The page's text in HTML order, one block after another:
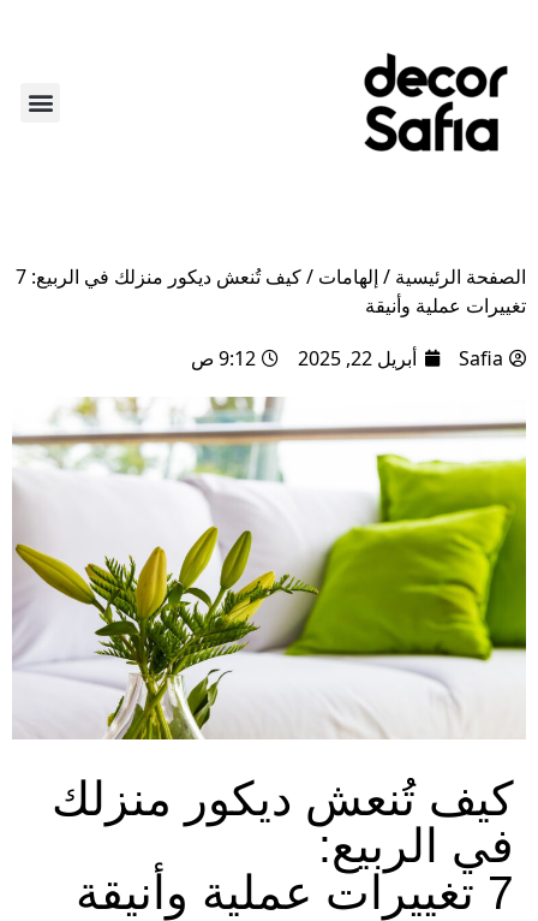
الصفحة الرئيسية / إلهامات /
كيف تُنعش ديكور منزلك في الربيع: 7
تغييرات عملية وأنيقة
Safia
أبريل 22, 2025 9:12 ص
كيف تُنعش ديكور منزلك
في الربيع:
7 تغييرات عملية وأنيقة